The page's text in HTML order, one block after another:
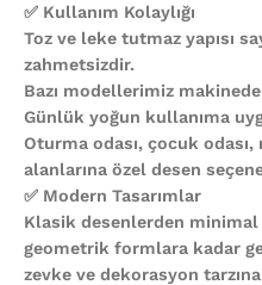
✅ Kullanım Kolaylığı
Toz ve leke tutmaz yapısı
zahmetsizdir.
Bazı modellerimiz
Günlük yoğun kullanıma
Oturma odası, çocuk
alanlarına özel desen
✅ Modern Tasarımlar
Klasik desenlerden
geometrik formlara kadar
zevke ve dekorasyon